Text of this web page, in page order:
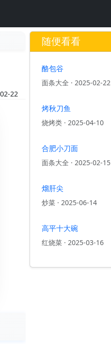
22
随便看看
酪包谷
面条大全 · 2025-02-22
烤秋刀鱼
烧烤类 · 2025-04-10
合肥小刀面
面条大全 · 2025-02-15
熘肝尖
炒菜 · 2025-06-14
高平十大碗
红烧菜 · 2025-03-16